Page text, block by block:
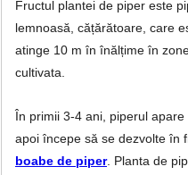
Fructul plantei de piper este
lemnoasă, cățărătoare, care
atinge 10 m în înălțime în
cultivata.
În primii 3-4 ani, piperul
apoi începe să se dezvolte în
boabe de piper. Planta de